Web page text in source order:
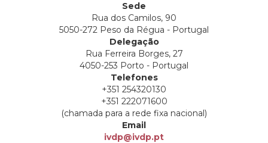
Sede
Rua dos Camilos, 90
5050-272 Peso da Régua - Portugal
Delegação
Rua Ferreira Borges, 27
4050-253 Porto - Portugal
Telefones
+351 254320130
+351 222071600
(chamada para a rede fixa nacional)
Email
ivdp@ivdp.pt